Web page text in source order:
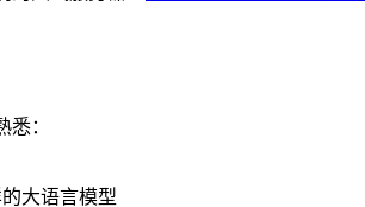
：
大语言模型